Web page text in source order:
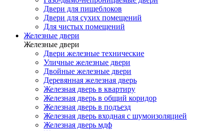
Двери для пищеблоков
Двери для сухих помещений
Для чистых помещений
Железные двери
Железные двери
Двери железные технические
Уличные железные двери
Двойные железные двери
Деревянная железная дверь
Железная дверь в квартиру
Железная дверь в общий коридор
Железная дверь в подъезд
Железная дверь входная с шумоизоляцией
Железная дверь мдф